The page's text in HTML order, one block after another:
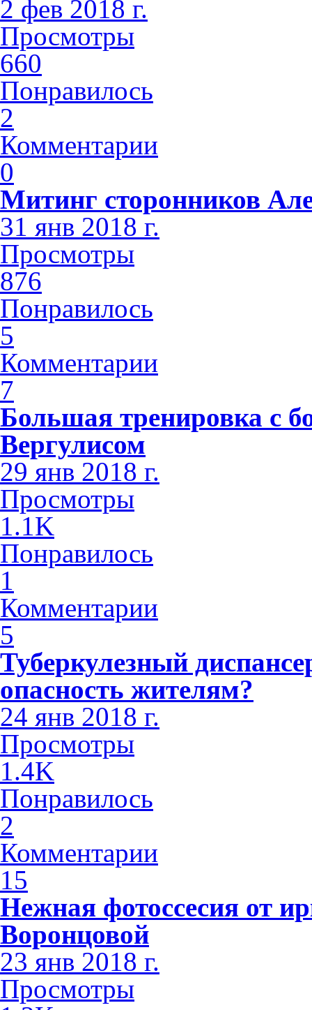
2 фев 2018 г.
Просмотры
660
Понравилось
2
Комментарии
0
Митинг сторонников
31 янв 2018 г.
Просмотры
876
Понравилось
5
Комментарии
7
Большая тренировка с
Вергулисом
29 янв 2018 г.
Просмотры
1.1K
Понравилось
1
Комментарии
5
Туберкулезный
опасность жителям?
24 янв 2018 г.
Просмотры
1.4K
Понравилось
2
Комментарии
15
Нежная фотоссесия от
Воронцовой
23 янв 2018 г.
Просмотры